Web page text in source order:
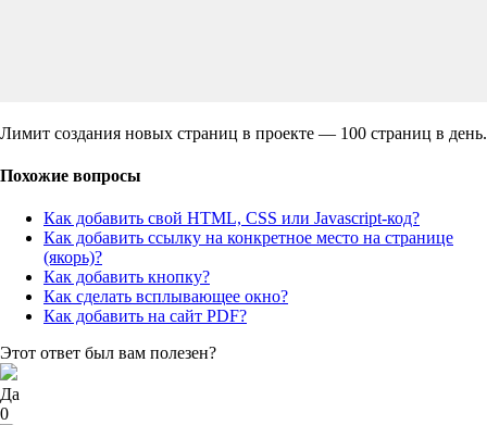
Лимит создания новых страниц в проекте — 100 страниц в день.
Похожие вопросы
Как добавить свой HTML, CSS или Javascript-код?
Как добавить ссылку на конкретное место на странице
(якорь)?
Как добавить кнопку?
Как сделать всплывающее окно?
Как добавить на сайт PDF?
Этот ответ был вам полезен?
Да
0